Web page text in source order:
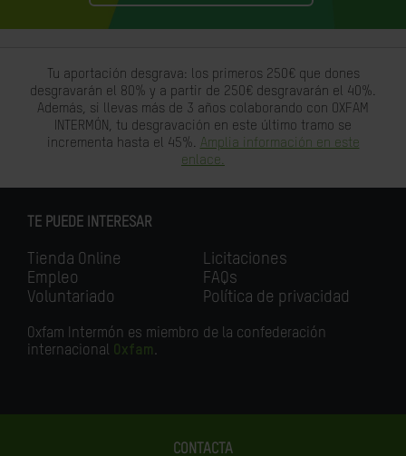
Tu aportación desgrava: los primeros 250€ que dones
desgravarán el 80% y a partir de 250€ desgravarán el 40%.
Además, si llevas más de 3 años colaborando con OXFAM
INTERMÓN, tu desgravación en este último tramo se
incrementa hasta el 45%. Amplia información en este
enlace.
TE PUEDE INTERESAR
Tienda Online
Empleo
Voluntariado
Licitaciones
FAQs
Política de privacidad
Oxfam Intermón es miembro de la confederación
internacional Oxfam.
CONTACTA